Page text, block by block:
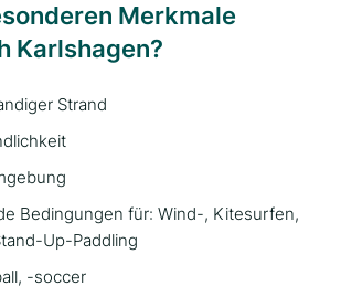
Merkmale
Karlshagen?
Strand
Bedingungen für: Wind-, Kitesurfen,
Up-Paddling
-soccer